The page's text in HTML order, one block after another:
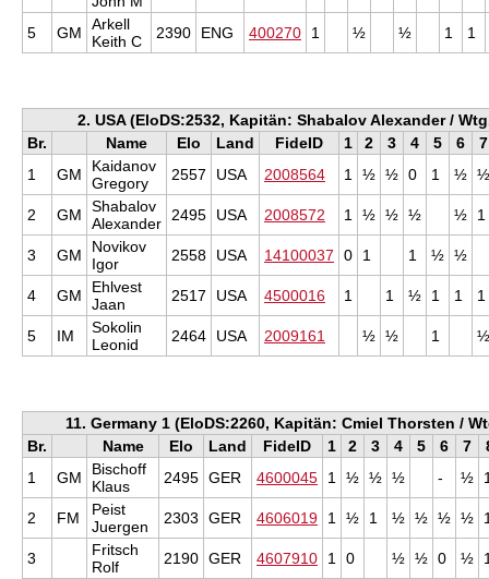
5 GM
Arkell
Keith C
2390 ENG 400270 1 ½ ½ 1 1
2. USA (EloDS:2532, Kapitän: Shabalov Alexander /
Br.
Name Elo Land FideID 1 2 3 4 5 6
7
1
GM
Kaidanov
Gregory
2557 USA 2008564 1 ½ ½ 0 1 ½ ½
2 GM
Shabalov
Alexander
2495 USA 2008572 1 ½ ½ ½ ½ 1
3 GM
Novikov
Igor
2558 USA 14100037 0 1 1 ½ ½
4 GM
Ehlvest
Jaan
2517 USA 4500016 1 1 ½ 1 1 1
5 IM
Sokolin
Leonid
2464 USA 2009161 ½ ½ 1 ½
11. Germany 1 (EloDS:2260, Kapitän: Cmiel Thorsten /
Br.
Name Elo Land FideID 1 2 3 4 5 6 7
1
GM
Bischoff
Klaus
2495 GER 4600045 1 ½ ½ ½ - ½
2 FM
Peist
Juergen
2303 GER 4606019 1 ½ 1 ½ ½ ½ ½
3
Fritsch
Rolf
2190 GER 4607910 1 0 ½ ½ 0 ½